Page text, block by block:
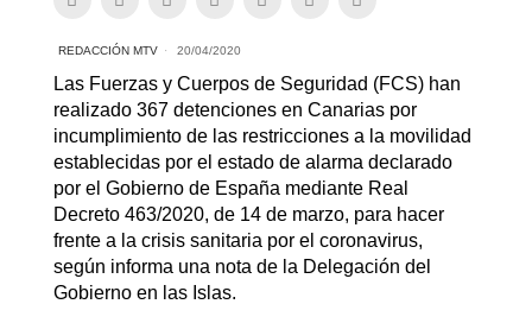
REDACCIÓN MTV 20/04/2020
Las Fuerzas y Cuerpos de Seguridad (FCS) han
realizado 367 detenciones en Canarias por
incumplimiento de las restricciones a la movilidad
establecidas por el estado de alarma declarado
por el Gobierno de España mediante Real
Decreto 463/2020, de 14 de marzo, para hacer
frente a la crisis sanitaria por el coronavirus,
según informa una nota de la Delegación del
Gobierno en las Islas.